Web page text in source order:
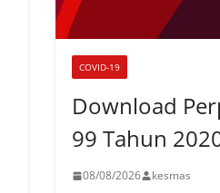
COVID-19
Download
99 Tahun
08/08/2026 kesmas